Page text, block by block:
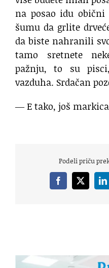
na posao idu
šumu da grlite
da biste nahranili
tamo sretnete
pažnju, to su
vazduha. Srdačan
― E tako, još
Podeli priču
Facebook
X